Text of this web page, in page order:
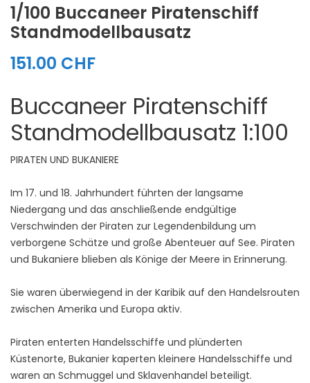
1/100 Buccaneer Piratenschiff
Standmodellbausatz
151.00 CHF
Buccaneer Piratenschiff
Standmodellbausatz 1:100
PIRATEN UND BUKANIERE
Im 17. und 18. Jahrhundert führten der langsame
Niedergang und das anschließende endgültige
Verschwinden der Piraten zur Legendenbildung um
verborgene Schätze und große Abenteuer auf See. Piraten
und Bukaniere blieben als Könige der Meere in Erinnerung.
Sie waren überwiegend in der Karibik auf den Handelsrouten
zwischen Amerika und Europa aktiv.
Piraten enterten Handelsschiffe und plünderten
Küstenorte, Bukanier kaperten kleinere Handelsschiffe und
waren an Schmuggel und Sklavenhandel beteiligt.